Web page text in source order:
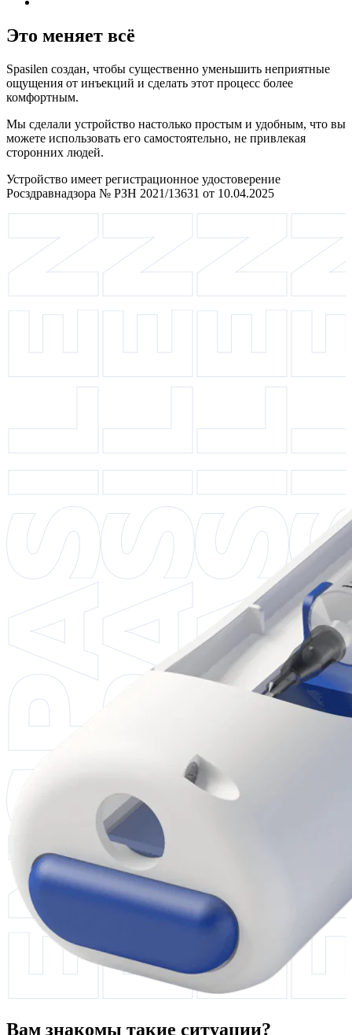
Это меняет всё
Spasilen создан, чтобы существенно уменьшить неприятные
ощущения от инъекций и сделать этот процесс более
комфортным.
Мы сделали устройство настолько простым и удобным, что вы
можете использовать его самостоятельно, не привлекая
сторонних людей.
Устройство имеет регистрационное удостоверение
Росздравнадзора № РЗН 2021/13631 от 10.04.2025
Вам знакомы такие ситуации?